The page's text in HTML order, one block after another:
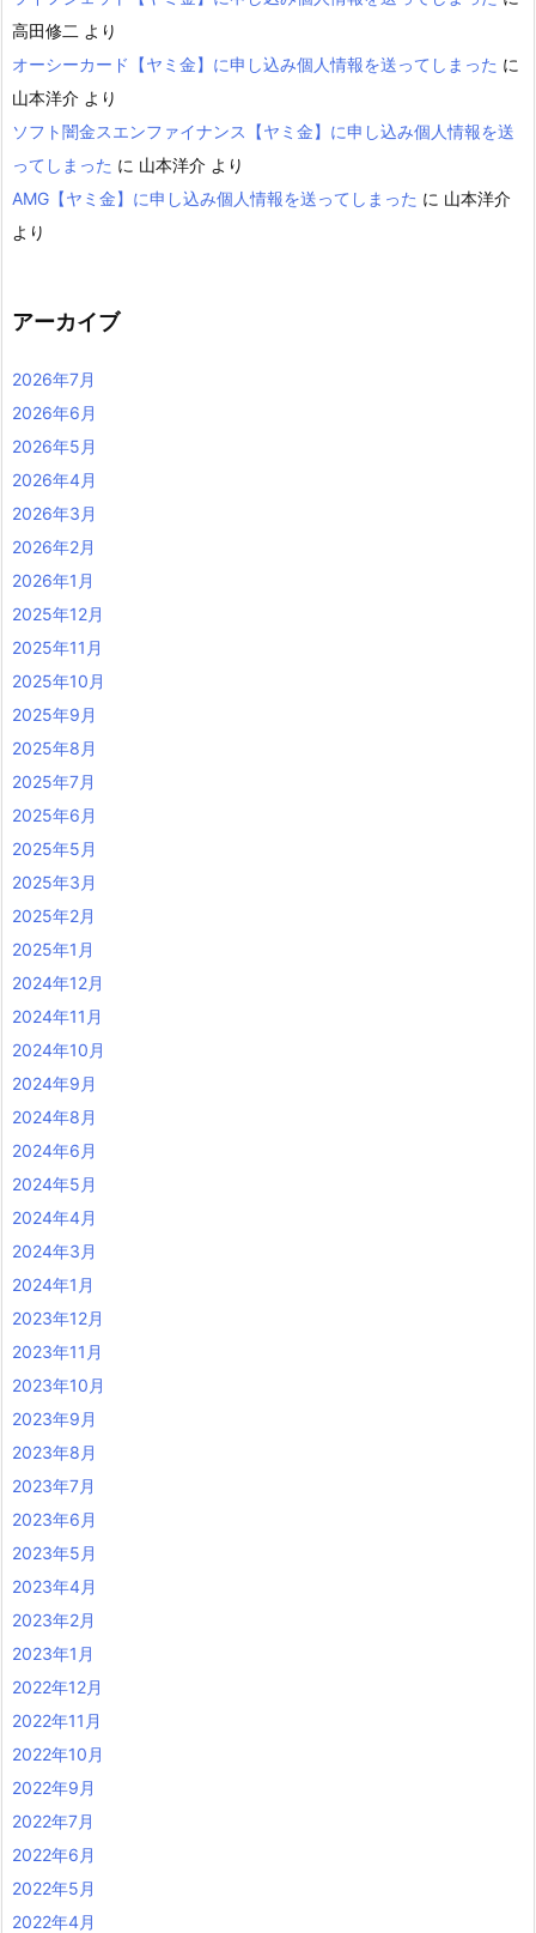
高田修二 より
オーシーカード【ヤミ金】に申し込み個人情報を送ってしまった に
山本洋介 より
ソフト闇金スエンファイナンス【ヤミ金】に申し込み個人情報を送
ってしまった に 山本洋介 より
AMG【ヤミ金】に申し込み個人情報を送ってしまった に 山本洋介
より
アーカイブ
2026年7月
2026年6月
2026年5月
2026年4月
2026年3月
2026年2月
2026年1月
2025年12月
2025年11月
2025年10月
2025年9月
2025年8月
2025年7月
2025年6月
2025年5月
2025年3月
2025年2月
2025年1月
2024年12月
2024年11月
2024年10月
2024年9月
2024年8月
2024年6月
2024年5月
2024年4月
2024年3月
2024年1月
2023年12月
2023年11月
2023年10月
2023年9月
2023年8月
2023年7月
2023年6月
2023年5月
2023年4月
2023年2月
2023年1月
2022年12月
2022年11月
2022年10月
2022年9月
2022年7月
2022年6月
2022年5月
2022年4月